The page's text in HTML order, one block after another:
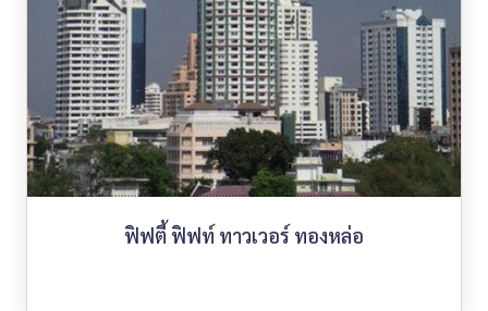
ฟิฟตี้ ฟิฟท์ ทาวเวอร์ ทองหล่อ